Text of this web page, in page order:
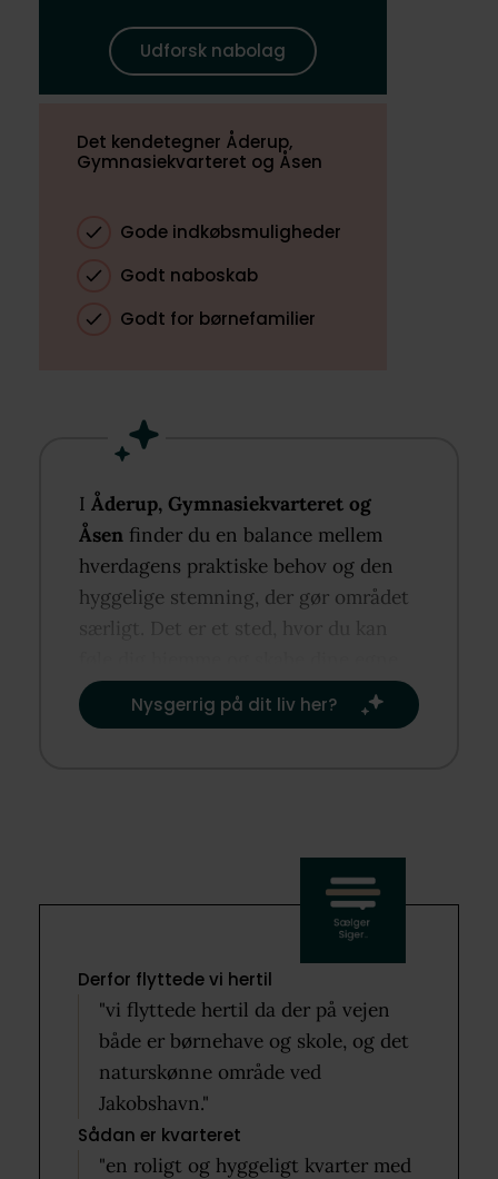
Udforsk nabolag
Det kendetegner Åderup,
Gymnasiekvarteret og Åsen
Gode indkøbsmuligheder
Godt naboskab
Godt for børnefamilier
IÅderup, Gymnasiekvarteret og
Åsen finder du en balance mellem
hverdagens praktiske behov og den
hyggelige stemning, der gør området
særligt. Det er et sted, hvor du kan
rutiner og traditioner.​
Nysgerrig på dit liv her?​
Derfor flyttede vi hertil
"vi flyttede hertil da der på vejen
både er børnehave og skole, og det
naturskønne område ved
Jakobshavn."
Sådan er kvarteret
"en roligt og hyggeligt kvarter med